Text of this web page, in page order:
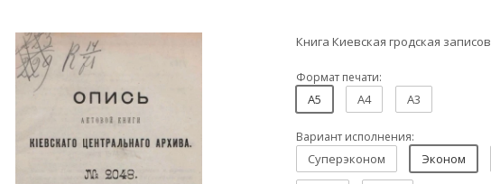
Книга Киевская гродская
Формат печати:
A5 A4 A3
Вариант исполнения:
Суперэконом Эконом